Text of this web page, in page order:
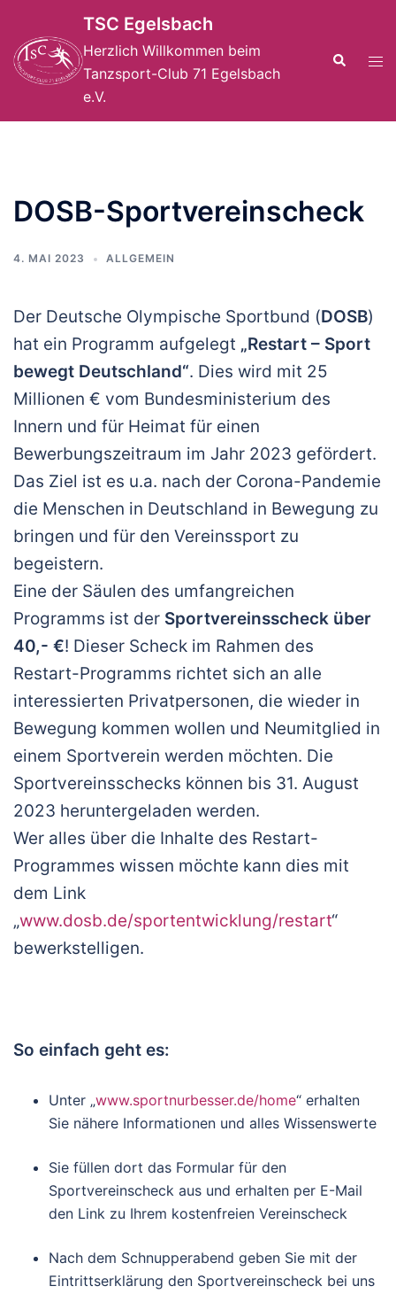
Inhalt
springen
TSC Egelsbach
Herzlich Willkommen beim
Tanzsport-Club 71 Egelsbach
e.V.
Suche
DOSB-Sportvereinscheck
4. MAI 2023 ALLGEMEIN
Der Deutsche Olympische Sportbund (DOSB)
hat ein Programm aufgelegt „Restart – Sport
be­wegt Deutschland“. Dies wird mit 25
Millionen € vom Bundesministerium des
Innern und für Heimat für einen
Bewerbungszeitraum im Jahr 2023 gefördert.
Das Ziel ist es u.a. nach der Corona-Pandemie
die Menschen in Deutschland in Bewegung zu
bringen und für den Vereins­sport zu
begeistern.
Eine der Säulen des umfangreichen
Programms ist der Sportvereinsscheck über
40,- €! Dieser Scheck im Rahmen des
Restart-Programms richtet sich an alle
interessierten Privatpersonen, die wieder in
Bewegung kommen wollen und Neumitglied in
einem Sportverein werden möchten. Die
Sportvereinsschecks kön­nen bis 31. August
2023 heruntergeladen werden.
Wer alles über die Inhalte des Restart-
Programmes wissen möchte kann dies mit
dem Link
„www.dosb.de/sportentwicklung/restart“
bewerkstelligen.
So einfach geht es:
Unter „www.sportnurbesser.de/home“ erhalten
Sie nähere Informationen und alles Wissenswerte
Sie füllen dort das Formular für den
Sportvereinscheck aus und erhalten per E-Mail
den Link zu Ihrem kostenfreien Vereinscheck
Nach dem Schnupperabend geben Sie mit der
Eintrittserklärung den Sportvereinscheck bei uns